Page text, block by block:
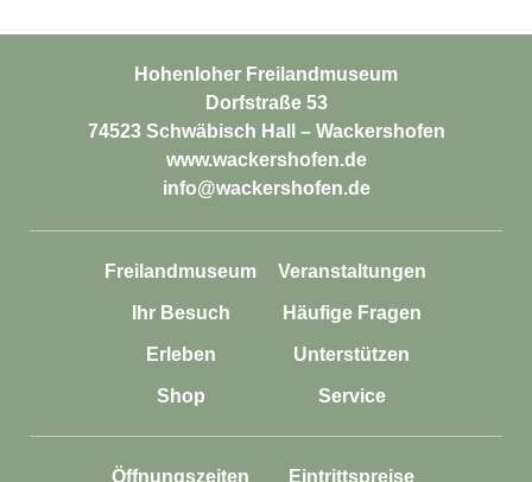
Hohenloher Freilandmuseum
Dorfstraße 53
74523 Schwäbisch Hall – Wackershofen
www.wackershofen.de
info@wackershofen.de
Freilandmuseum Veranstaltungen
Ihr Besuch Häufige Fragen
Erleben Unterstützen
Shop Service
Öffnungszeiten Eintrittspreise